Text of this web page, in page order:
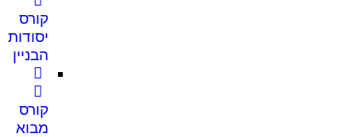
קורס
יסודות
הבניין
קורס
מבוא